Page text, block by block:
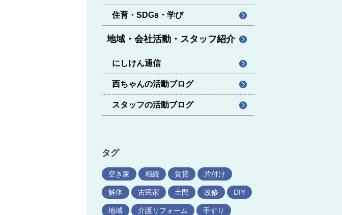
住育・SDGs・学び
地域・会社活動・スタッフ紹介
にしけん通信
西ちゃんの活動ブログ
スタッフの活動ブログ
タグ
空き家 相続 賃貸 片付け
解体 古民家 土間 改修 DIY
地域 介護リフォーム 手すり